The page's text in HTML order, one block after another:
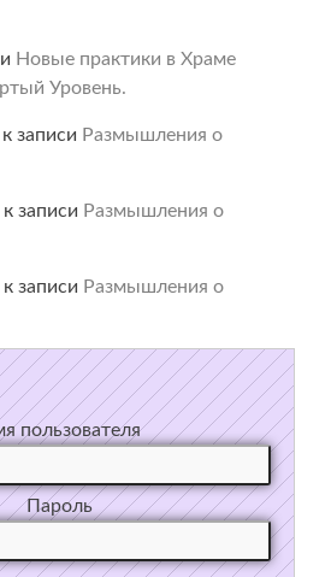
Новые практики в Храме
Уровень.
к записи Размышления о
к записи Размышления о
к записи Размышления о
пользователя
Пароль